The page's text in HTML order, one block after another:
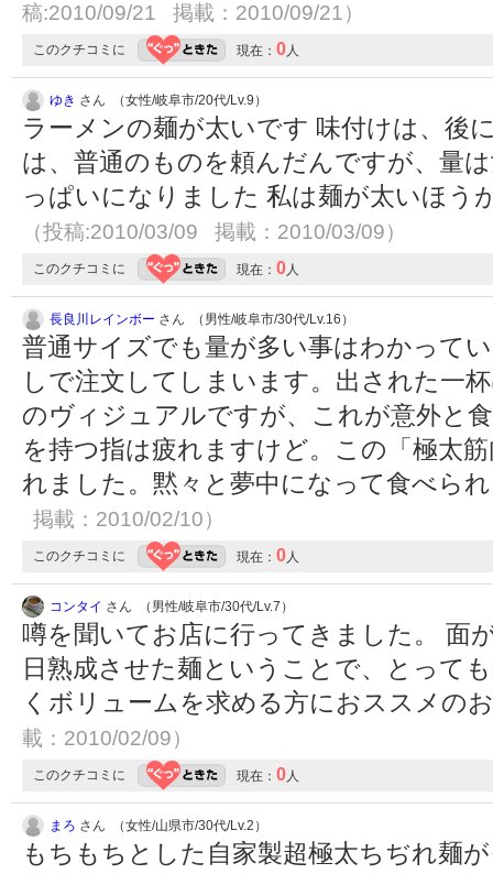
稿:2010/09/21 掲載：2010/09/21）
このクチコミに 現在： 0人
ゆき さん （女性/岐阜市/20代/Lv.9）
ラーメンの麺が太いです 味付けは、後
は、普通のものを頼んだんですが、量
っぱいになりました 私は麺が太いほう
（投稿:2010/03/09 掲載：2010/03/09）
このクチコミに 現在： 0人
長良川レインボー さん （男性/岐阜市/30代/Lv.16）
普通サイズでも量が多い事はわかって
しで注文してしまいます。出された一
のヴィジュアルですが、これが意外と
を持つ指は疲れますけど。この「極太
れました。黙々と夢中になって食べら
掲載：2010/02/10）
このクチコミに 現在： 0人
コンタイ さん （男性/岐阜市/30代/Lv.7）
噂を聞いてお店に行ってきました。 面
日熟成させた麺ということで、とって
くボリュームを求める方におススメの
載：2010/02/09）
このクチコミに 現在： 0人
まろ さん （女性/山県市/30代/Lv.2）
もちもちとした自家製超極太ちぢれ麺